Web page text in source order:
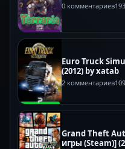
0 комментариев
Euro Truck
(2012) by xatab
2 комментариев
Grand Theft
игры (Steam)]